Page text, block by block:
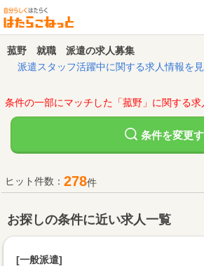
菰野 就職 派遣の求人募集
派遣スタッフ活躍中に関する求人情報を
条件の一部にマッチした「菰野」に関する求
条件を変更
ヒット件数： 278件
お探しの条件に近い求人一覧
[一般派遣]